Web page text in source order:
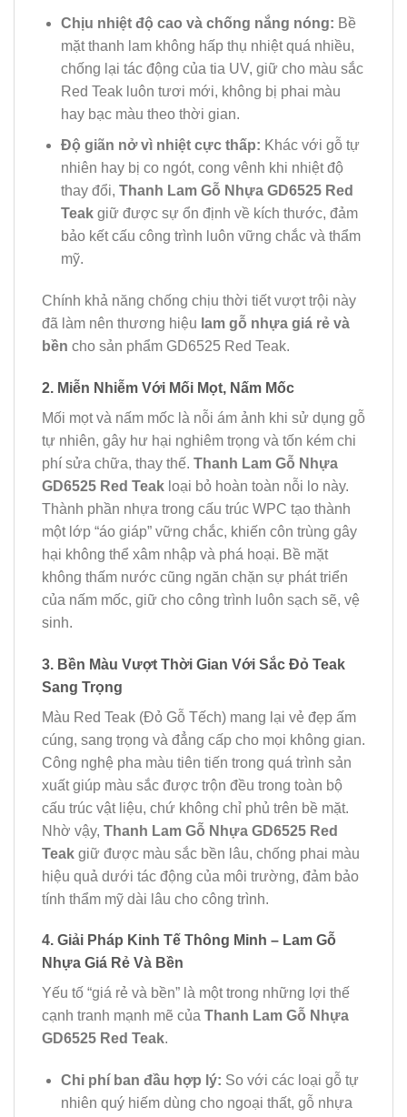
Chịu nhiệt độ cao và chống nắng nóng: Bề
mặt thanh lam không hấp thụ nhiệt quá nhiều,
chống lại tác động của tia UV, giữ cho màu sắc
Red Teak luôn tươi mới, không bị phai màu
hay bạc màu theo thời gian.
Độ giãn nở vì nhiệt cực thấp: Khác với gỗ tự
nhiên hay bị co ngót, cong vênh khi nhiệt độ
thay đổi, Thanh Lam Gỗ Nhựa GD6525 Red
Teakgiữ được sự ổn định về kích thước, đảm
bảo kết cấu công trình luôn vững chắc và thẩm
mỹ.
Chính khả năng chống chịu thời tiết vượt trội này
đã làm nên thương hiệu lam gỗ nhựa giá rẻ và
bền cho sản phẩm GD6525 Red Teak.
2. Miễn Nhiễm Với Mối Mọt, Nấm Mốc
Mối mọt và nấm mốc là nỗi ám ảnh khi sử dụng gỗ
tự nhiên, gây hư hại nghiêm trọng và tốn kém chi
phí sửa chữa, thay thế. Thanh Lam Gỗ Nhựa
GD6525 Red Teak loại bỏ hoàn toàn nỗi lo này.
Thành phần nhựa trong cấu trúc WPC tạo thành
một lớp “áo giáp” vững chắc, khiến côn trùng gây
hại không thể xâm nhập và phá hoại. Bề mặt
không thấm nước cũng ngăn chặn sự phát triển
của nấm mốc, giữ cho công trình luôn sạch sẽ, vệ
sinh.
3. Bền Màu Vượt Thời Gian Với Sắc Đỏ Teak
Sang Trọng
Màu Red Teak (Đỏ Gỗ Tếch) mang lại vẻ đẹp ấm
cúng, sang trọng và đẳng cấp cho mọi không gian.
Công nghệ pha màu tiên tiến trong quá trình sản
xuất giúp màu sắc được trộn đều trong toàn bộ
cấu trúc vật liệu, chứ không chỉ phủ trên bề mặt.
Nhờ vậy, Thanh Lam Gỗ Nhựa GD6525 Red
Teak giữ được màu sắc bền lâu, chống phai màu
hiệu quả dưới tác động của môi trường, đảm bảo
tính thẩm mỹ dài lâu cho công trình.
4. Giải Pháp Kinh Tế Thông Minh – Lam Gỗ
Nhựa Giá Rẻ Và Bền
Yếu tố “giá rẻ và bền” là một trong những lợi thế
cạnh tranh mạnh mẽ của Thanh Lam Gỗ Nhựa
GD6525 Red Teak.
Chi phí ban đầu hợp lý: So với các loại gỗ tự
nhiên quý hiếm dùng cho ngoại thất, gỗ nhựa